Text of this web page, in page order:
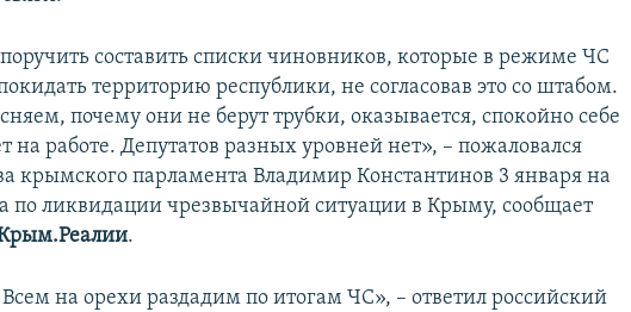
составить списки чиновников, которые в режиме ЧС
территорию республики, не согласовав это со штабом.
почему они не берут трубки, оказывается, спокойно себе
на работе. Депутатов разных уровней нет», – пожаловался
крымского парламента Владимир Константинов 3 января на
по ликвидации чрезвычайной ситуации в Крыму, сообщает
.
на орехи раздадим по итогам ЧС», – ответил российский